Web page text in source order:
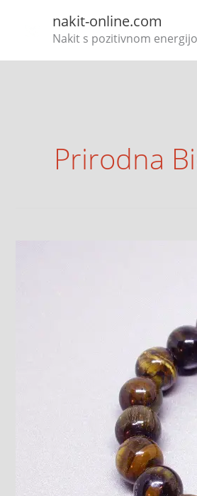
nakit-online.com
Nakit s pozitivnom
Prirodna